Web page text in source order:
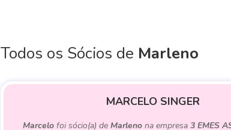
Todos os Sócios de Marleno
MARCELO SINGER
Marcelo foi sócio(a) deMarleno na empresa3 EMES